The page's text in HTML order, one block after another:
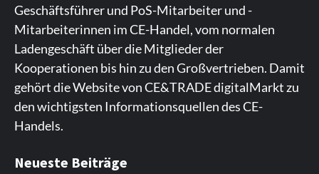
7
Smart Living Top Story
Verbraucher setzen immer mehr auf
Klimageräte und Ventilatoren
Geschäftsführer und PoS-Mitarbeiter und -
Mitarbeiterinnen im CE-Handel, vom normalen
Ladengeschäft über die Mitglieder der
Kooperationen bis hin zu den Großvertrieben. Damit
gehört die Website von CE&TRADE digitalMarkt zu
den wichtigsten Informationsquellen des CE-
Handels.
Die Gaming-Plattform bietet eine große Auswahl an
Ein weiterer Ort, an dem man Spielautomaten
Neueste Beiträge